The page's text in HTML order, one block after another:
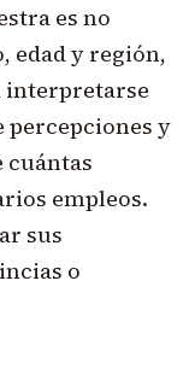
es no
edad y región,
interpretarse
percepciones y
cuántas
empleos.
sus
o